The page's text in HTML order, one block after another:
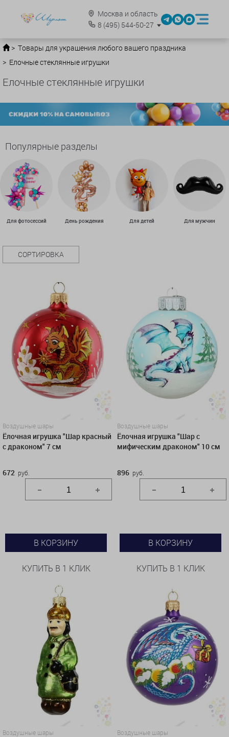
Москва и область
8 (495)544-50-27
Товары для украшения любого вашего праздника
Елочные стеклянные игрушки
Елочные стеклянные игрушки
Популярные разделы
Для фотосессий День рождения Для детей Для мужчин
СОРТИРОВКА
Воздушные шары
Ёлочная игрушка "Шар красный
с драконом" 7 см
672 руб.
В КОРЗИНУ
КУПИТЬ В 1 КЛИК
Воздушные шары
Ёлочная игрушка "Шар с
мифическим драконом" 10 см
896 руб.
В КОРЗИНУ
КУПИТЬ В 1 КЛИК
Воздушные шары Воздушные шары